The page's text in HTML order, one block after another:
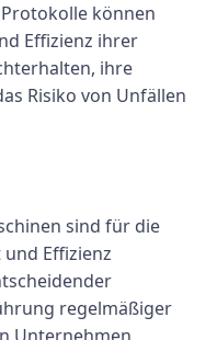
können
Effizienz ihrer
ihre
Risiko von Unfällen
sind für die
Effizienz
regelmäßiger